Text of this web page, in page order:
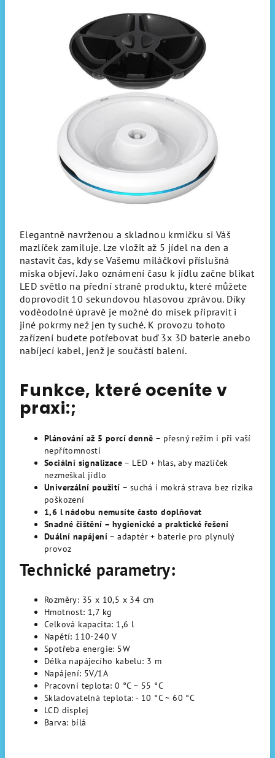
Elegantně navrženou a skladnou krmičku si Váš
mazlíček zamiluje. Lze vložit až 5 jídel na den a
nastavit čas, kdy se Vašemu miláčkovi příslušná
miska objeví. Jako oznámení času k jídlu začne blikat
LED světlo na přední straně produktu, které můžete
doprovodit 10 sekundovou hlasovou zprávou. Díky
voděodolné úpravě je možné do misek připravit i
jiné pokrmy než jen ty suché. K provozu tohoto
zařízení budete potřebovat buď 3x 3D baterie anebo
nabíjecí kabel, jenž je součástí balení.
Funkce, které oceníte v
praxi:;
Plánování až 5 porcí denně – přesný režim i při vaší
nepřítomnosti
Sociální signalizace – LED + hlas, aby mazlíček
nezmeškal jídlo
Univerzální použití – suchá i mokrá strava bez rizika
poškození
1,6 l nádobu nemusíte často doplňovat
Snadné čištění – hygienické a praktické řešení
Duální napájení – adaptér + baterie pro plynulý
provoz
Technické parametry:
Rozměry: 35 x 10,5 x 34 cm
Hmotnost: 1,7 kg
Celková kapacita: 1,6 l
Napětí: 110-240 V
Spotřeba energie: 5W
Délka napájecího kabelu: 3 m
Napájení: 5V/1A
Pracovní teplota: 0 °C ~ 55 °C
Skladovatelná teplota: - 10 °C ~ 60 °C
LCD displej
Barva: bílá